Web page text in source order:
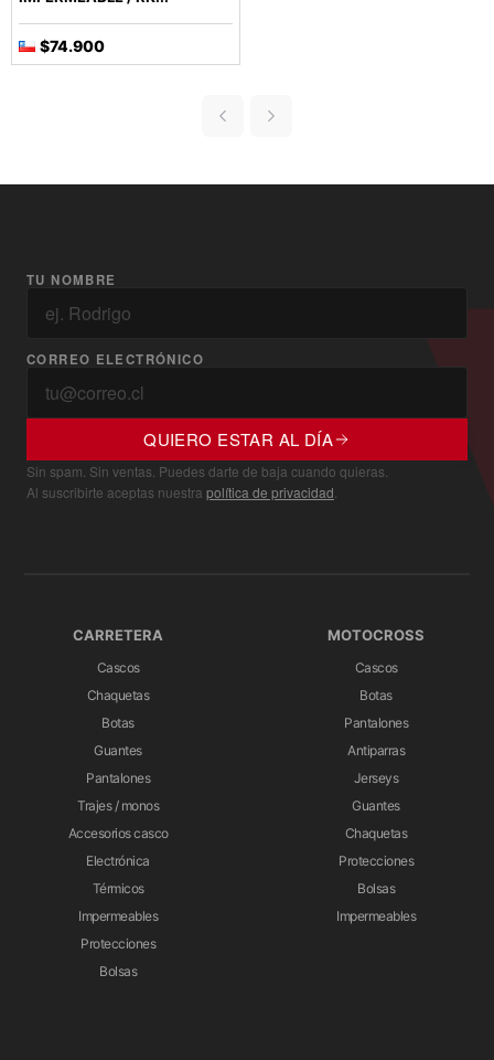
$74.900
TU NOMBRE
CORREO ELECTRÓNICO
QUIERO ESTAR AL DÍA
Sin spam. Sin ventas. Puedes darte de baja cuando quieras.
Al suscribirte aceptas nuestra política de privacidad.
CARRETERA
Cascos
Chaquetas
Botas
Guantes
Pantalones
Trajes / monos
Accesorios casco
Electrónica
Térmicos
Impermeables
Protecciones
Bolsas
MOTOCROSS
Cascos
Botas
Pantalones
Antiparras
Jerseys
Guantes
Chaquetas
Protecciones
Bolsas
Impermeables